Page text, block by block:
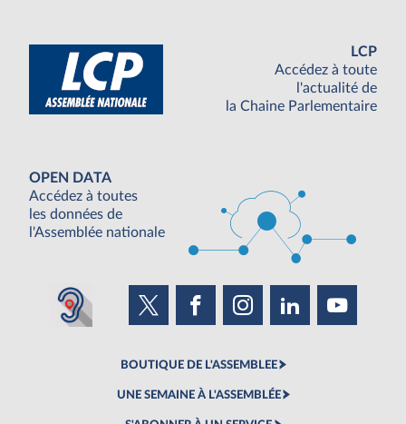
LCP
Accédez à toute
l'actualité de
la Chaine Parlementaire
OPEN DATA
Accédez à toutes
les données de
l'Assemblée nationale
BOUTIQUE DE L'ASSEMBLEE
UNE SEMAINE À L'ASSEMBLÉE